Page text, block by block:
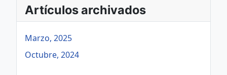
Artículos archivados
Marzo, 2025
Octubre, 2024